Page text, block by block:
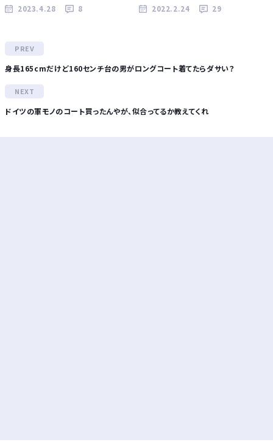
2023.4.28 8 2022.2.24 29
身長165cmだけど160センチ台の男がロングコート着てたらダサい？
ドイツの軍モノのコート買ったんやが、似合ってるか教えてくれ